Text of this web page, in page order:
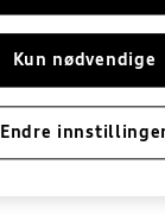
Send melding
Endre
Kun nødvendige